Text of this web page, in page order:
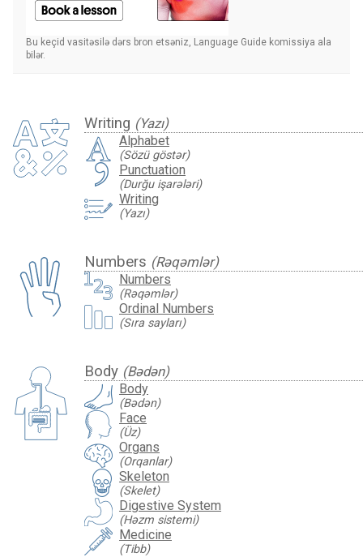
Writing (Yazı)
Alphabet
(Sözü göstər)
Punctuation
(Durğu işarələri)
Writing
(Yazı)
Numbers (Rəqəmlər)
Numbers
(Rəqəmlər)
Ordinal Numbers
(Sıra sayları)
Body (Bədən)
Body
(Bədən)
Face
(Üz)
Organs
(Orqanlar)
Skeleton
(Skelet)
Digestive System
(Həzm sistemi)
Medicine
(Tibb)
Bu keçid vasitəsilə dərs bron etsəniz, Language Guide komissiya ala
bilər.